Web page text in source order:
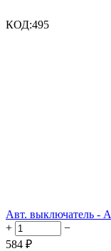
КОД:495
Авт. выключатель -
+
−
584 ₽